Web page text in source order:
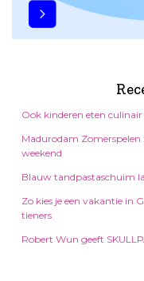
Ook kinderen eten
Madurodam
weekend
Blauw tandpastaschuim
Zo kies je een vakantie in
tieners
Robert Wun geeft